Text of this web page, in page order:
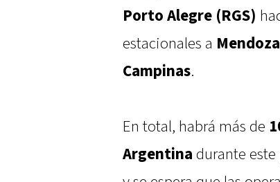
Porto Alegre (RGS)
estacionales a Mendoza
Campinas.
En total, habrá más de
Argentina durante este